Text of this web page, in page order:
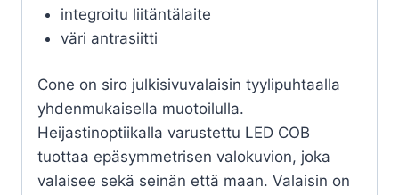
integroitu liitäntälaite
väri antrasiitti
Cone on siro julkisivuvalaisin tyylipuhtaalla
yhdenmukaisella muotoilulla.
Heijastinoptiikalla varustettu LED COB
tuottaa epäsymmetrisen valokuvion, joka
valaisee sekä seinän että maan. Valaisin on